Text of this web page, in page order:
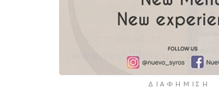
ΔΙΑΦΉΜΙΣΗ